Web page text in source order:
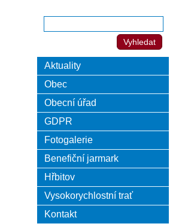
Aktuality
Obec
Obecní úřad
GDPR
Fotogalerie
Benefiční jarmark
Hřbitov
Vysokorychlostní trať
Kontakt